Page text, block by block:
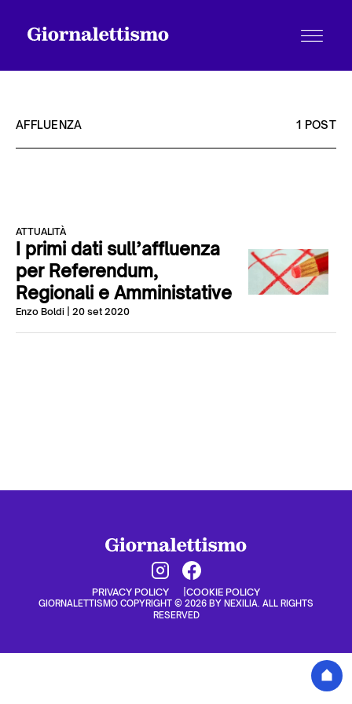
Chi siamo
Contatti
AFFLUENZA 1 POST
ATTUALITÀ
I primi dati sull’affluenza
per Referendum,
Regionali e Amministative
Enzo Boldi | 20 set 2020
PRIVACY POLICY COOKIE POLICY
GIORNALETTISMO COPYRIGHT © 2026 BY NEXILIA. ALL RIGHTS
RESERVED